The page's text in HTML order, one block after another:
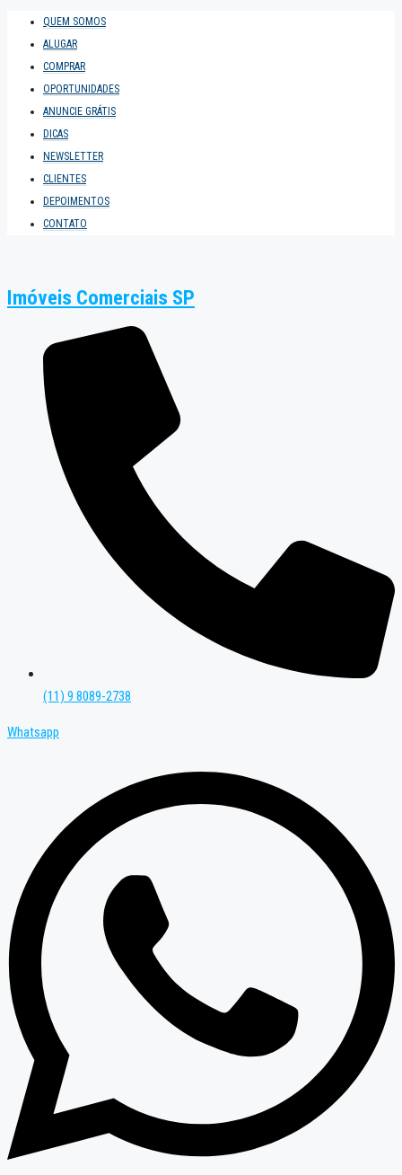
QUEM SOMOS
ALUGAR
COMPRAR
OPORTUNIDADES
ANUNCIE GRÁTIS
DICAS
NEWSLETTER
CLIENTES
DEPOIMENTOS
CONTATO
Imóveis Comerciais SP
(11) 9 8089-2738
Whatsapp